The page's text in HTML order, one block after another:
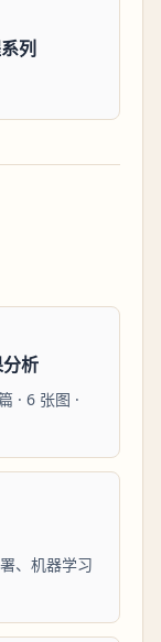
列
析
· 6 张图 ·
、机器学习